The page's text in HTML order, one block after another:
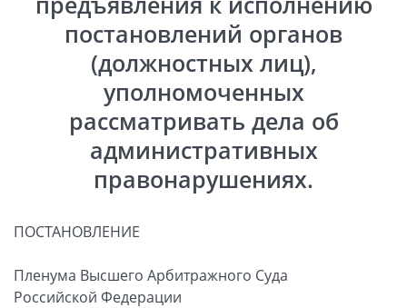
постановлений органов
(должностных лиц),
уполномоченных
рассматривать дела об
административных
правонарушениях.
ПОСТАНОВЛЕНИЕ
Пленума Высшего Арбитражного Суда
Российской Федерации